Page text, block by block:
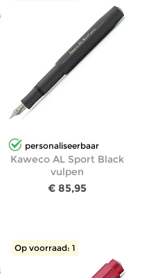
personaliseerbaar
Kaweco AL Sport Black
vulpen
€ 85,95
Op voorraad: 1